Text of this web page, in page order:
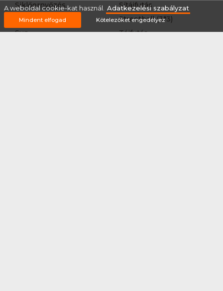
Siklőernyőzés
Sítájfutás
Sítúra
Streetball (3*3)
Sup
Tájfutás
A weboldal cookie-kat használ. Adatkezelési szabályzat
Mindent elfogad Kötelezőket engedélyez